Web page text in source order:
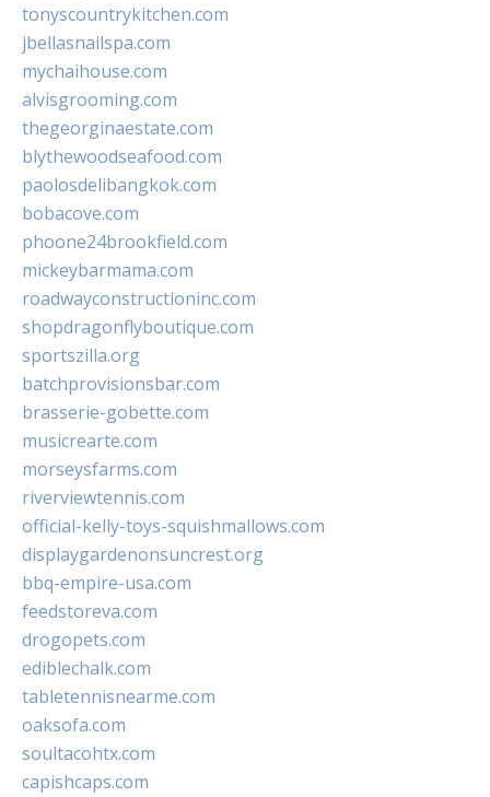
tonyscountrykitchen.com
jbellasnailspa.com
mychaihouse.com
alvisgrooming.com
thegeorginaestate.com
blythewoodseafood.com
paolosdelibangkok.com
bobacove.com
phoone24brookfield.com
mickeybarmama.com
roadwayconstructioninc.com
shopdragonflyboutique.com
sportszilla.org
batchprovisionsbar.com
brasserie-gobette.com
musicrearte.com
morseysfarms.com
riverviewtennis.com
official-kelly-toys-squishmallows.com
displaygardenonsuncrest.org
bbq-empire-usa.com
feedstoreva.com
drogopets.com
ediblechalk.com
tabletennisnearme.com
oaksofa.com
soultacohtx.com
capishcaps.com